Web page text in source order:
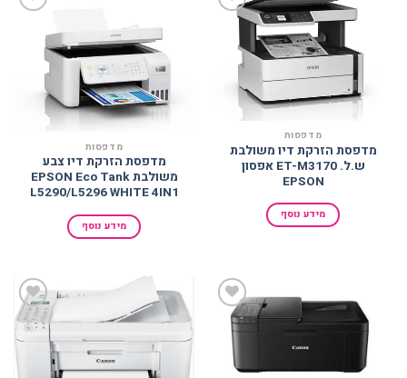
למועדפים
מדפסות
מדפסת הזרקת דיו משולבת
ש.ל. ET-M3170 אפסון
EPSON
מידע נוסף
מדפסות
מדפסת הזרקת דיו צבע
משולבת EPSON Eco Tank
L5290/L5296 WHITE 4IN1
מידע נוסף
למועדפים